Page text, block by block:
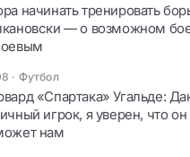
начинать тренировать
— о возможном
· Футбол
«Спартака» Угальде:
игрок, я уверен, что он
нам